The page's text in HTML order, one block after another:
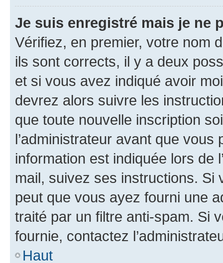
Je suis enregistré mais je ne
Vérifiez, en premier, votre nom
ils sont corrects, il y a deux
et si vous avez indiqué avoir
devrez alors suivre les
que toute nouvelle inscription
l’administrateur avant que
information est indiquée lors de
mail, suivez ses instructions. Si
peut que vous ayez fourni une
traité par un filtre anti-spam. Si
fournie, contactez
Haut